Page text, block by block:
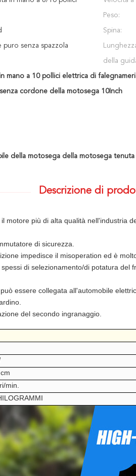
Peso:
Spina:
puro senza spazzola
della
mano a 10 pollici elettrica di
cordone della motosega 10Inch
della motosega della motosega
Descrizione di
motore più di alta qualità nell'industria
di sicurezza.
impedisce il misoperation ed è
di selezionamento/di potatura del
essere collegata all'automobile
del secondo ingranaggio.
min.